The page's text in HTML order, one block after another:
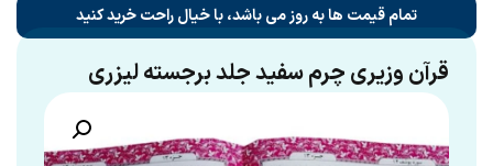
تمام قیمت ها به روز می باشد، با خیال راحت خرید کنید
قرآن وزیری چرم سفید جلد برجسته لیزری